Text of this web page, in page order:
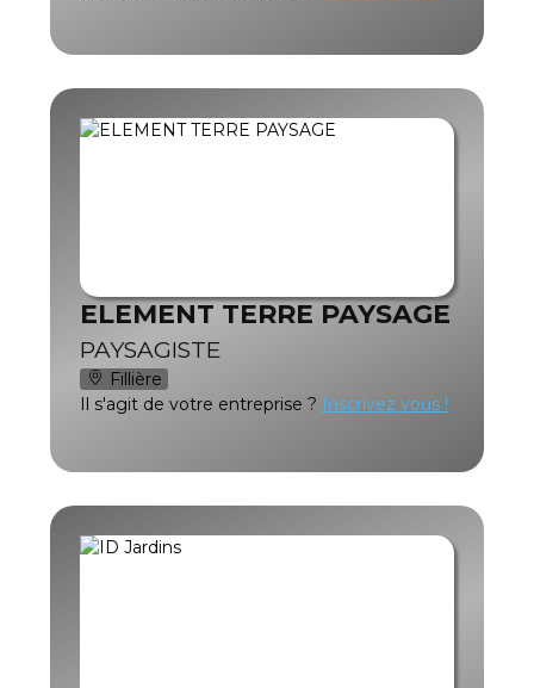
ELEMENT TERRE PAYSAGE
PAYSAGISTE
Fillière
Il s'agit de votre entreprise ? Inscrivez vous !